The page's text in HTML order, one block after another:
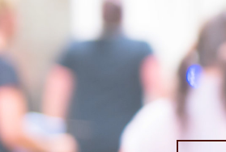
Skip to content